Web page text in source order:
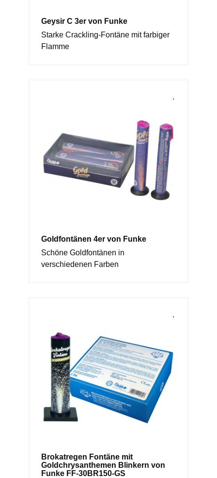
Geysir C 3er von Funke
Starke Crackling-Fontäne mit farbiger
Flamme
Goldfontänen 4er von Funke
Schöne Goldfontänen in
verschiedenen Farben
Brokatregen Fontäne mit
Goldchrysanthemen Blinkern von
Funke FF-30BR150-GS